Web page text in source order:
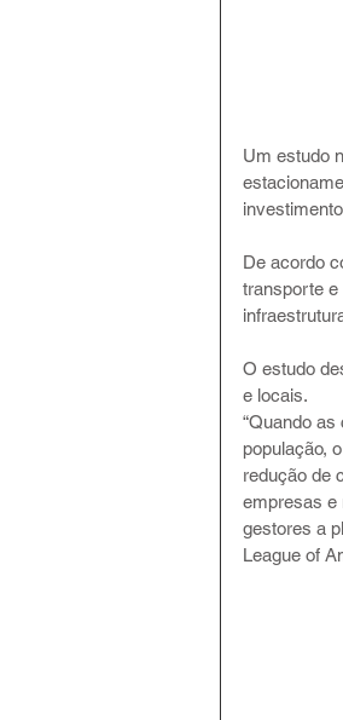
Um estudo
De acordo
transporte e
O estudo
e locais.
“Quando
população,
redução de
empresas e
gestores a
League of